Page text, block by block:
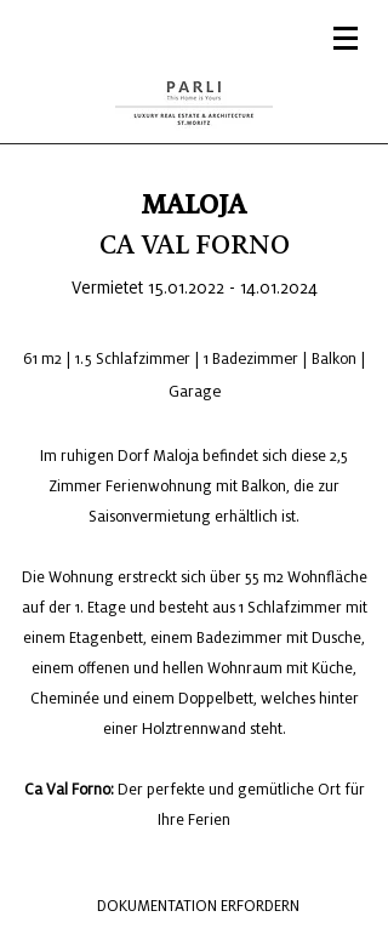
MALOJA
CA VAL FORNO
Vermietet 15.01.2022 - 14.01.2024
61 m2 | 1.5 Schlafzimmer | 1 Badezimmer | Balkon |
Garage
Im ruhigen Dorf Maloja befindet sich diese 2,5
Zimmer Ferienwohnung mit Balkon, die zur
Saisonvermietung erhältlich ist.
Die Wohnung erstreckt sich über 55 m2 Wohnfläche
auf der 1. Etage und besteht aus 1 Schlafzimmer mit
einem Etagenbett, einem Badezimmer mit Dusche,
einem offenen und hellen Wohnraum mit Küche,
Cheminée und einem Doppelbett, welches hinter
einer Holztrennwand steht.
Ca Val Forno:Der perfekte und gemütliche Ort für
Ihre Ferien
DOKUMENTATION ERFORDERN